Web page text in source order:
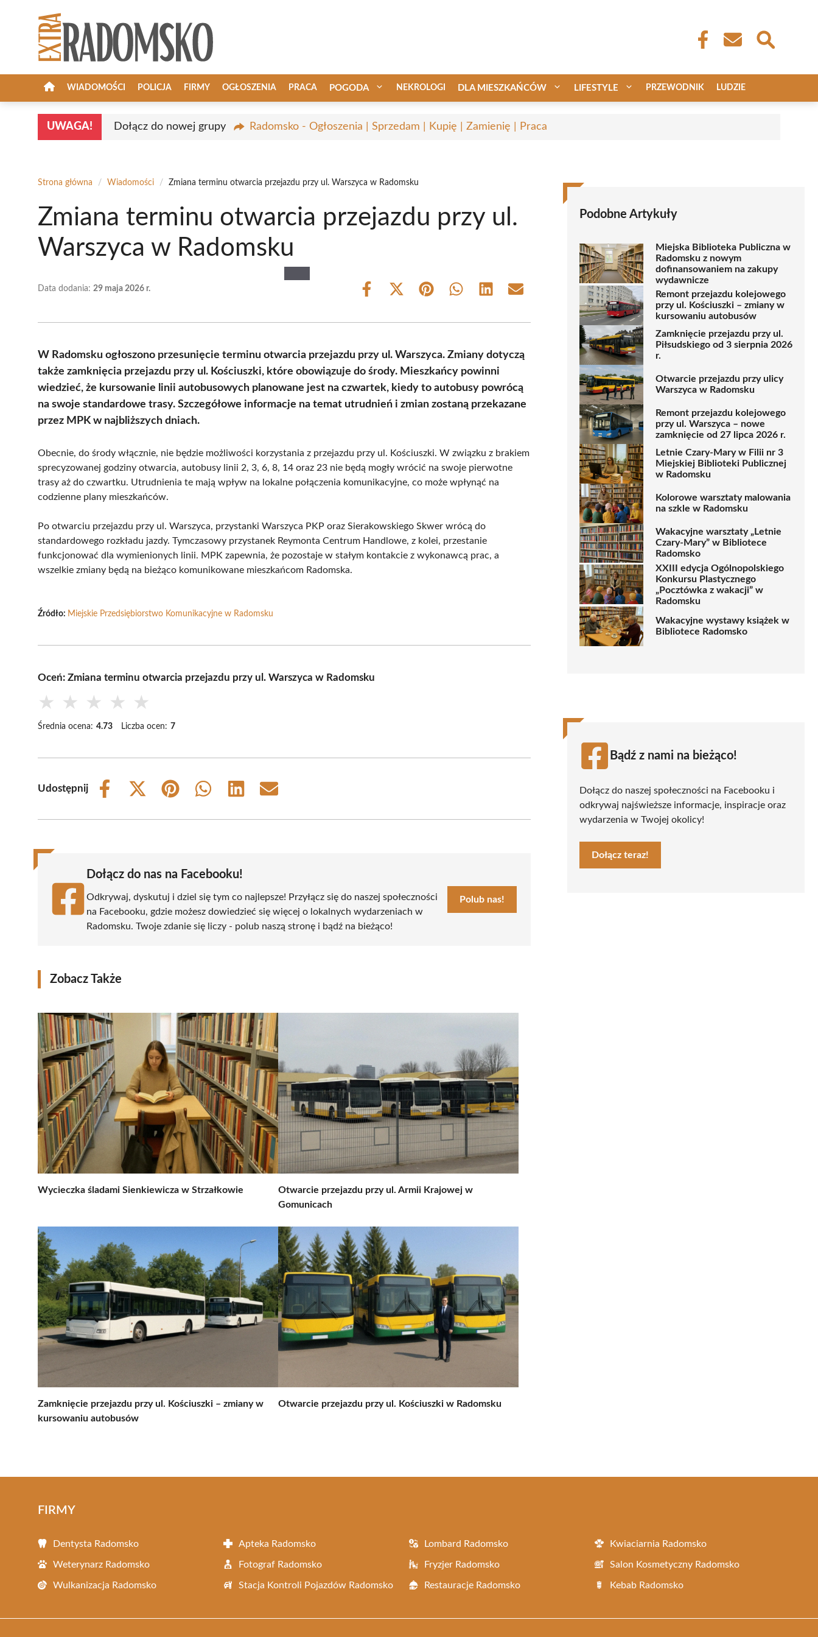
WIADOMOŚCI POLICJA FIRMY OGŁOSZENIA PRACA POGODA NEKROLOGI DLA MIESZKAŃCÓW LIFESTYLE PRZEWODNIK LUDZIE
UWAGA! Dołącz do nowej grupy Radomsko - Ogłoszenia | Sprzedam | Kupię | Zamienię | Praca
Strona główna / Wiadomości / Zmiana terminu otwarcia przejazdu przy ul. Warszyca w Radomsku
Zmiana terminu otwarcia przejazdu przy ul.
Warszyca w Radomsku
Data dodania: 29 maja 2026 r.
Share
Share
(Twitter)
Share Share Share Share
W Radomsku ogłoszono przesunięcie terminu otwarcia przejazdu przy ul. Warszyca. Zmiany dotyczą
także zamknięcia przejazdu przy ul. Kościuszki, które obowiązuje do środy. Mieszkańcy powinni
wiedzieć, że kursowanie linii autobusowych planowane jest na czwartek, kiedy to autobusy powrócą
na swoje standardowe trasy. Szczegółowe informacje na temat utrudnień i zmian zostaną przekazane
przez MPK w najbliższych dniach.
Obecnie, do środy włącznie, nie będzie możliwości korzystania z przejazdu przy ul. Kościuszki. W związku z brakiem
sprecyzowanej godziny otwarcia, autobusy linii 2, 3, 6, 8, 14 oraz 23 nie będą mogły wrócić na swoje pierwotne
trasy aż do czwartku. Utrudnienia te mają wpływ na lokalne połączenia komunikacyjne, co może wpłynąć na
codzienne plany mieszkańców.
Po otwarciu przejazdu przy ul. Warszyca, przystanki Warszyca PKP oraz Sierakowskiego Skwer wrócą do
standardowego rozkładu jazdy. Tymczasowy przystanek Reymonta Centrum Handlowe, z kolei, przestanie
funkcjonować dla wymienionych linii. MPK zapewnia, że pozostaje w stałym kontakcie z wykonawcą prac, a
wszelkie zmiany będą na bieżąco komunikowane mieszkańcom Radomska.
Źródło: Miejskie Przedsiębiorstwo Komunikacyjne w Radomsku
Oceń: Zmiana terminu otwarcia przejazdu przy ul. Warszyca w Radomsku
★ ★ ★ ★ ★
Średnia ocena: 4.73 Liczba ocen: 7
Udostępnij
Share
Share
(Twitter)
Share
Share
Share
Share
Dołącz do nas na Facebooku!
Odkrywaj, dyskutuj i dziel się tym co najlepsze! Przyłącz się do naszej społeczności
na Facebooku, gdzie możesz dowiedzieć się więcej o lokalnych wydarzeniach w
Radomsku. Twoje zdanie się liczy - polub naszą stronę i bądź na bieżąco!
Polub nas!
Zobacz Także
Wycieczka śladami Sienkiewicza w Strzałkowie
Otwarcie przejazdu przy ul. Armii Krajowej w
Gomunicach
Zamknięcie przejazdu przy ul. Kościuszki – zmiany w
kursowaniu autobusów
Otwarcie przejazdu przy ul. Kościuszki w Radomsku
Podobne Artykuły
Miejska Biblioteka Publiczna w
Radomsku z nowym
dofinansowaniem na zakupy
wydawnicze
Remont przejazdu kolejowego
przy ul. Kościuszki – zmiany w
kursowaniu autobusów
Zamknięcie przejazdu przy ul.
Piłsudskiego od 3 sierpnia 2026
r.
Otwarcie przejazdu przy ulicy
Warszyca w Radomsku
Remont przejazdu kolejowego
przy ul. Warszyca – nowe
zamknięcie od 27 lipca 2026 r.
Letnie Czary-Mary w Filii nr 3
Miejskiej Biblioteki Publicznej
w Radomsku
Kolorowe warsztaty malowania
na szkle w Radomsku
Wakacyjne warsztaty „Letnie
Czary-Mary” w Bibliotece
Radomsko
XXIII edycja Ogólnopolskiego
Konkursu Plastycznego
„Pocztówka z wakacji” w
Radomsku
Wakacyjne wystawy książek w
Bibliotece Radomsko
Bądź z nami na bieżąco!
Dołącz do naszej społeczności na Facebooku i
odkrywaj najświeższe informacje, inspiracje oraz
wydarzenia w Twojej okolicy!
Dołącz teraz!
FIRMY
Dentysta Radomsko Apteka Radomsko Lombard Radomsko Kwiaciarnia Radomsko
Weterynarz Radomsko Fotograf Radomsko Fryzjer Radomsko Salon Kosmetyczny Radomsko
Wulkanizacja Radomsko Stacja Kontroli Pojazdów Radomsko Restauracje Radomsko Kebab Radomsko